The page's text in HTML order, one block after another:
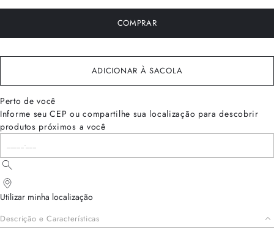
COMPRAR
ADICIONAR À SACOLA
Perto de você
Informe seu CEP ou compartilhe sua localização para descobrir
produtos próximos a você
Utilizar minha localização
Descrição e Características